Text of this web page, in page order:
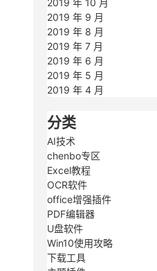
2019 年 10 月
2019 年 9 月
2019 年 8 月
2019 年 7 月
2019 年 6 月
2019 年 5 月
2019 年 4 月
分类
AI技术
chenbo专区
Excel教程
OCR软件
office增强插件
PDF编辑器
U盘软件
Win10使用攻略
下载工具